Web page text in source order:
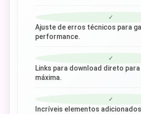
✓
Ajuste de erros técnicos para
performance.
✓
Links para download direto
máxima.
✓
Incríveis elementos